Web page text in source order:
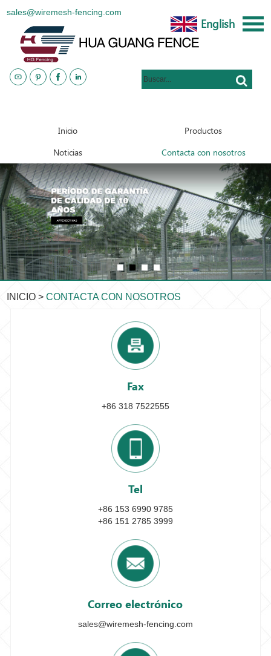
sales@wiremesh-fencing.com
English
Inicio Productos
Noticias Contacta con nosotros
INICIO >CONTACTA CON NOSOTROS
Fax
+86 318 7522555
Tel
+86 153 6990 9785
+86 151 2785 3999
Correo electrónico
sales@wiremesh-fencing.com